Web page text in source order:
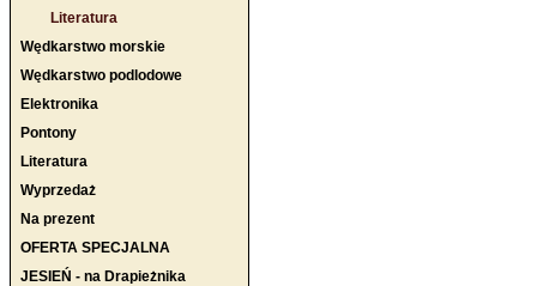
Literatura
Wędkarstwo morskie
Wędkarstwo podlodowe
Elektronika
Pontony
Literatura
Wyprzedaż
Na prezent
OFERTA SPECJALNA
JESIEŃ - na Drapieżnika